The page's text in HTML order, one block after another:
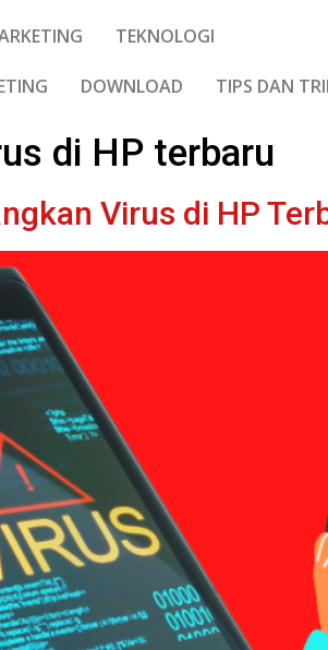
TEKNOLOGI
DOWNLOAD TIPS DAN
di HP terbaru
Virus di HP